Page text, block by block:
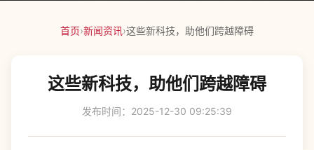
首页›新闻资讯›这些新科技，助他们跨越障碍
这些新科技，助他们跨越障碍
发布时间：2025-12-30 09:25:39